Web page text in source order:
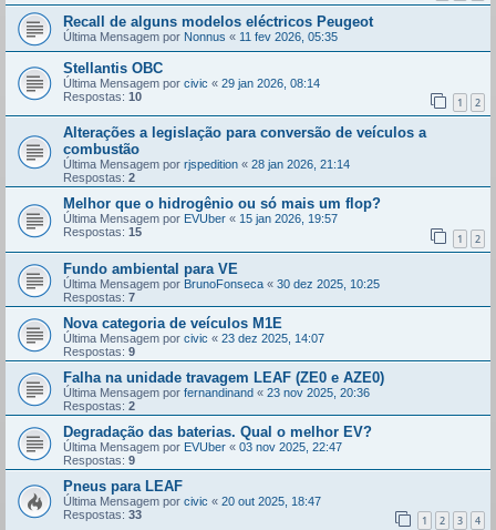
Recall de alguns modelos eléctricos Peugeot
Última Mensagem por Nonnus « 11 fev 2026, 05:35
Stellantis OBC
Última Mensagem por civic « 29 jan 2026, 08:14
Respostas: 10 1 2
Alterações a legislação para conversão de veículos a
combustão
Última Mensagem por rjspedition « 28 jan 2026, 21:14
Respostas: 2
Melhor que o hidrogênio ou só mais um flop?
Última Mensagem por EVUber « 15 jan 2026, 19:57
Respostas: 15 1 2
Fundo ambiental para VE
Última Mensagem por BrunoFonseca « 30 dez 2025, 10:25
Respostas: 7
Nova categoria de veículos M1E
Última Mensagem por civic « 23 dez 2025, 14:07
Respostas: 9
Falha na unidade travagem LEAF (ZE0 e AZE0)
Última Mensagem por fernandinand « 23 nov 2025, 20:36
Respostas: 2
Degradação das baterias. Qual o melhor EV?
Última Mensagem por EVUber « 03 nov 2025, 22:47
Respostas: 9
Pneus para LEAF
Última Mensagem por civic « 20 out 2025, 18:47
Respostas: 33 1 2 3 4